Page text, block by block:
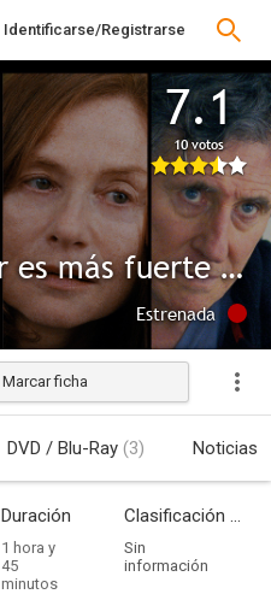
Identificarse/Registrarse
7.1
10 votos
El amor es más fuerte que las bombas
Estrenada
Marcar ficha
DVD / Blu-Ray (3) Noticias
Duración
1 hora y
45
minutos
Clasificación por edades
Sin
información